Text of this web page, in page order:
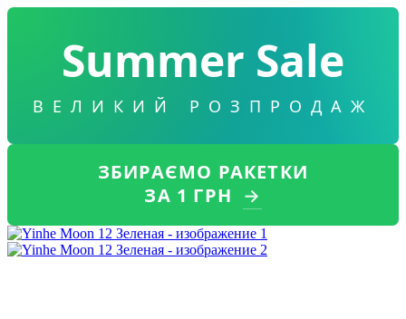
Summer Sale
ВЕЛИКИЙ РОЗПРОДАЖ
ЗБИРАЄМО РАКЕТКИ
ЗА 1 ГРН →